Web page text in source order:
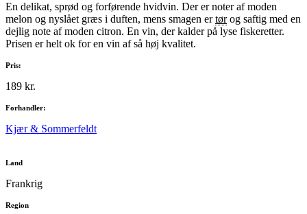
En delikat, sprød og forførende hvidvin. Der er noter af moden
melon og nyslået græs i duften, mens smagen ertørog saftig med en
dejlig note af moden citron. En vin, der kalder på lyse fiskeretter.
Prisen er helt ok for en vin af så høj kvalitet.
Pris:
189 kr.
Forhandler:
Kjær & Sommerfeldt
Land
Frankrig
Region